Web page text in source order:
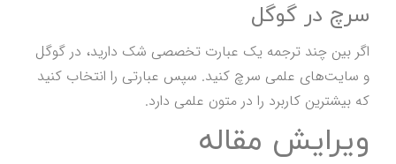
سرچ در گوگل
اگر بین چند ترجمه یک عبارت تخصصی شک دارید، در گوگل
و سایت‌های علمی سرچ کنید. سپس عبارتی را انتخاب کنید
که بیشترین کاربرد را در متون علمی دارد.
ویرایش مقاله